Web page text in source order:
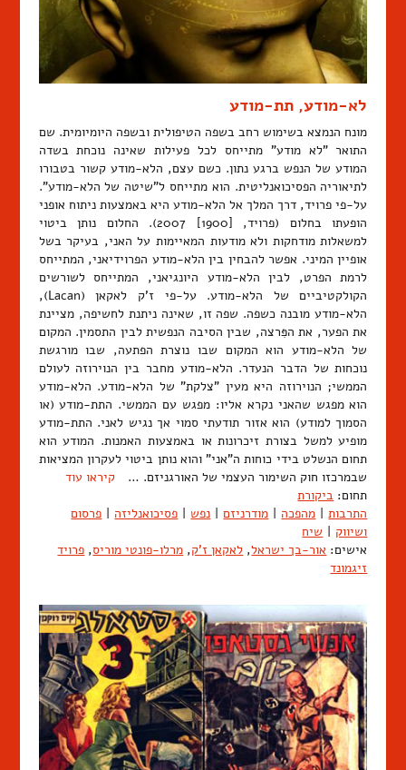
לא-מודע, תת-מודע
מונח הנמצא בשימוש רחב בשפה הטיפולית ובשפה היומיומית. שם
התואר "לא מודע" מתייחס לכל פעילות שאינה נוכחת בשדה
המודע של הנפש ברגע נתון. כשם עצם, הלא-מודע קשור בטבורו
לתיאוריה הפסיכואנליטית. הוא מתייחס ל"שיטה של הלא-מודע".
על-פי פרויד, דרך המלך אל הלא-מודע היא באמצעות ניתוח אופני
הופעתו בחלום (פרויד, [1900] 2007). החלום נותן ביטוי
למשאלות מודחקות ולא מודעות המאיימות על האני, בעיקר בשל
אופיין המיני. אפשר להבחין בין הלא-מודע הפרוידיאני, המתייחס
לרמת הפרט, לבין הלא-מודע היונגיאני, המתייחס לשורשים
הקולקטיביים של הלא-מודע. על-פי ז'ק לאקאן (Lacan),
הלא-מודע מובנה כשפה. שפה זו, שאינה ניתנת לחשיפה, מציינת
את הפער, את הפִּרצה, שבין הסיבה הנפשית לבין התסמין. המקום
של הלא-מודע הוא המקום שבו נוצרת הפתעה, שבו מורגשת
נוכחות של הדבר הנעדר. הלא-מודע מחבר בין הנוירוזה לעולם
הממשי; הנוירוזה היא מעין "צלקת" של הלא-מודע. הלא-מודע
הוא מפגש שהאני נקרא אליו: מפגש עם הממשי. התת-מודע (או
הסמוך למודע) הוא אזור תודעתי סמוי אך נגיש לאני. התת-מודע
מופיע למשל בצורת זיכרונות או באמצעות האמנות. המודע הוא
תחום הנשלט בידי כוחות ה"אני" והוא נותן ביטוי לעקרון המציאות
שבמרכזו חוק השימור העצמי של האורגניזם. … קיראו עוד
תחום: ביקורת
התרבות
מהפכה מודרניזם נפש פסיכואנליזה
פרסום
ושיווק
שיח
אישים: אור-בך ישראל, לאקאן ז'ק, מרלו-פונטי מוריס, פרויד
זיגמונד